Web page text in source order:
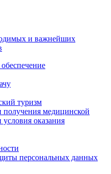
и важнейших
туризм
получения медицинской
оказания
персональных данных